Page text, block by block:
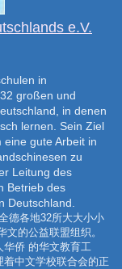
e.V.
in
großen und
in denen
lernen. Sein Ziel
gute Arbeit in
zu
Leitung des
Betrieb des
Deutschland.
德各地32所大大小小
的公益联盟组织。
华侨 的华文教育工
中文学校联合会的正